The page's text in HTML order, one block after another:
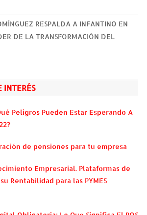
RESPALDA A INFANTINO EN
DE LA TRANSFORMACIÓN DEL
INTERÉS
Peligros Pueden Estar Esperando A
de pensiones para tu empresa
Empresarial. Plataformas de
Rentabilidad para las PYMES